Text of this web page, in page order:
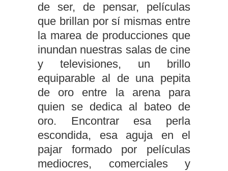
de ser, de pensar, películas
que brillan por sí mismas entre
la marea de producciones que
inundan nuestras salas de cine
y televisiones, un brillo
equiparable al de una pepita
de oro entre la arena para
quien se dedica al bateo de
oro. Encontrar esa perla
escondida, esa aguja en el
pajar formado por películas
mediocres, comerciales y